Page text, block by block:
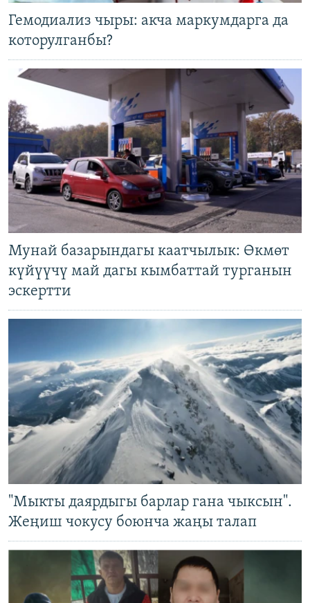
Гемодиализ чыры: акча маркумдарга да
которулганбы?
Мунай базарындагы каатчылык: Өкмөт
күйүүчү май дагы кымбаттай турганын
эскертти
"Мыкты даярдыгы барлар гана чыксын".
Жеңиш чокусу боюнча жаңы талап